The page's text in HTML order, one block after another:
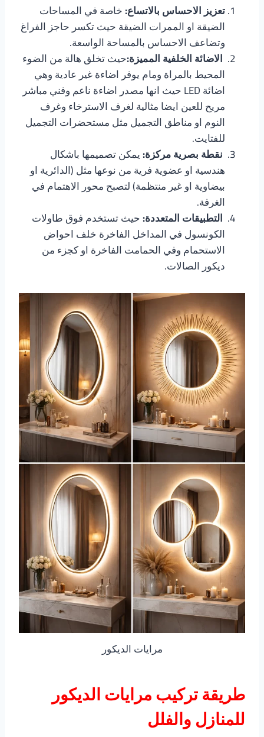
تعزيز الاحساس بالاتساع:خاصة في المساحات
الضيقة او الممرات الضيقة حيث تكسر حاجز الفراغ
وتضاعف الاحساس بالمساحة الواسعة.
الاضائة الخلفية المميزة:حيث تخلق هالة من الضوء
المحيط بالمراة ومام يوفر اضاءة غير عادية وهي
اضائة LED حيث انها مصدر اضاءة ناعم وفني مباشر
مريح للعين ايضا مثالية لغرف الاسترخاء وغرف
النوم او مناطق التجميل مثل مستحضرات التجميل
للفتايت.
نقطة بصرية مركزة:يمكن تصميمها باشكال
هندسية او عضوية فرية من نوعها مثل (الدائرية او
بيضاوية او غير منتظمة) لتصبح محور الاهتمام في
الغرفة.
التطبيقات المتعددة:حيث تستخدم فوق طاولات
الكونسول في المداخل الفاخرة خلف احواض
الاستحمام وفي الحمامت الفاخرة او كجزء من
ديكور الصالات.
مرايات الديكور
طريقة تركيب مرايات الديكور
للمنازل والفلل